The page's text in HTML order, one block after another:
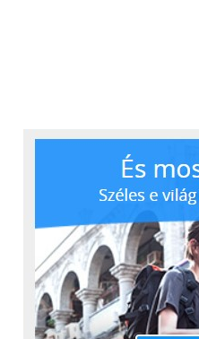
előadó, dal, album és
csoportosítja a kedvenc
Adatkommunikáció/
Egy LTE képes
kommunikáljon a
MediaPad M2 10.0
támogatja még az ac
4.0-át is, illetve a GPS is